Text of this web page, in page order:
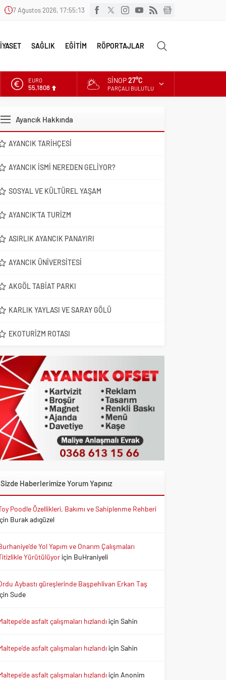
7 Ağustos 2026, 17:55:14
SAĞLIK EĞİTİM RÖPORTAJLAR
ALTIN
6.662,82
EURO
SINOP27°C
PARÇALI BULUTLU
Ayancık Hakkında
AYANCIK TARIHÇESI
AYANCIK İSMI NEREDEN GELIYOR?
SOSYAL VE KÜLTÜREL YAŞAM
AYANCIK’TA TURIZM
ASIRLIK AYANCIK PANAYIRI
AYANCIK ÜNIVERSITESI
AKGÖL TABIAT PARKI
KARLIK YAYLASI VE SARAY GÖLÜ
EKOTURIZM ROTASI
Sizde Haberlerimize Yorum Yapınız
Poodle Özellikleri, Bakımı ve Sahiplenme Rehberi
Burak adıgüzel
Yol Yapım ve Onarım Çalışmaları
Yürütülüyoriçin BuHraniyeli
Aybastı güreşlerinde Başpehlivan Erkan Taş
Sude
asfalt çalışmaları hızlandı içinSahin
asfalt çalışmaları hızlandı içinSahin
asfalt çalışmaları hızlandı için Anonim